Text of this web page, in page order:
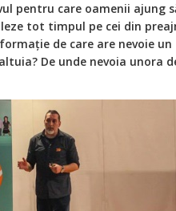
pentru care oamenii ajung
tot timpul pe cei din
de care are nevoie
De unde nevoia unora